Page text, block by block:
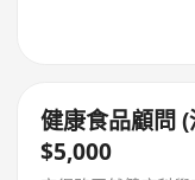
健康食品顧問
$5,000